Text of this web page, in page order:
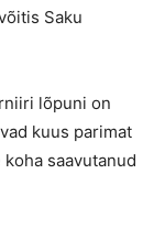
Saku
lõpuni on
kuus parimat
saavutanud